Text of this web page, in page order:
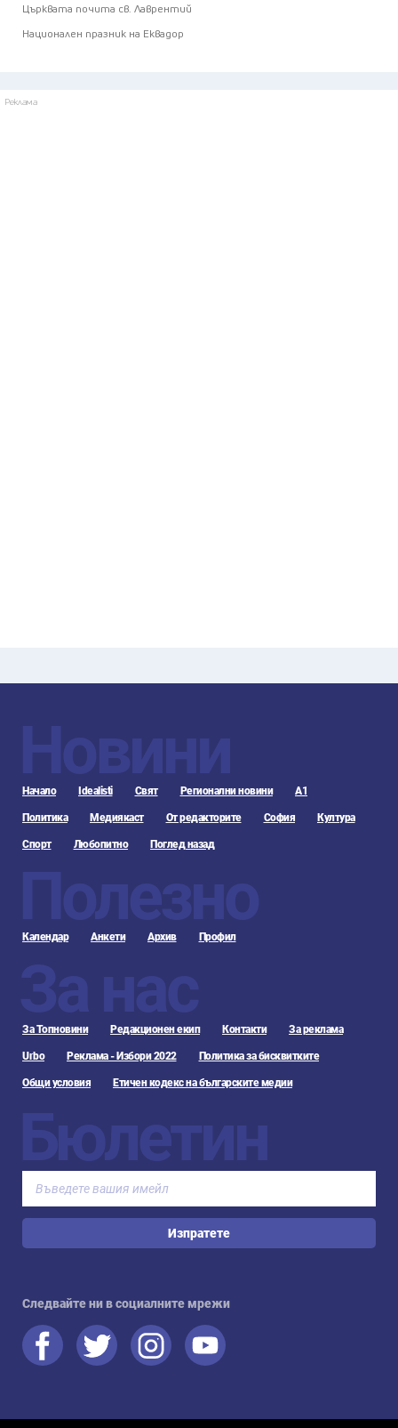
Църквата почита св. Лаврентий
Национален празник на Еквадор
Реклама
Новини
Начало Idealisti Свят Регионални новини А1
Политика Медиякаст От редакторите София Култура
Спорт Любопитно Поглед назад
Полезно
Календар Анкети Архив Профил
За нас
За Топновини Редакционен екип Контакти За реклама
Urbo Реклама - Избори 2022 Политика за бисквитките
Общи условия Етичен кодекс на българските медии
Бюлетин
Изпратете
Следвайте ни в социалните мрежи